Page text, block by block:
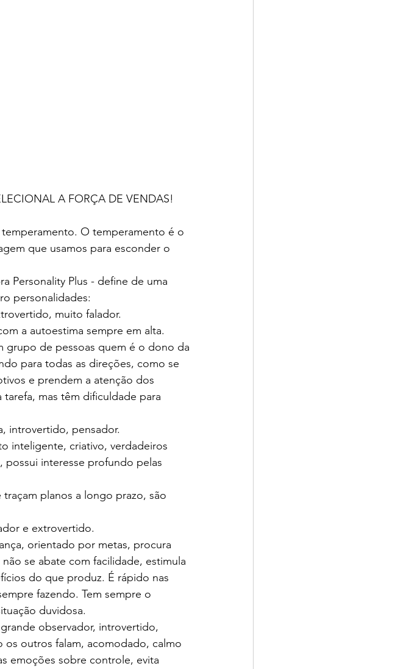
A FORÇA DE VENDAS!
O temperamento é o
que usamos para esconder o
Personality Plus - define de uma
personalidades:
muito falador.
a autoestima sempre em alta.
grupo de pessoas quem é o dono da
para todas as direções, como se
e prendem a atenção dos
mas têm dificuldade para
introvertido, pensador.
inteligente, criativo, verdadeiros
possui interesse profundo pelas
traçam planos a longo prazo, são
e extrovertido.
orientado por metas, procura
se abate com facilidade, estimula
do que produz. É rápido nas
fazendo. Tem sempre o
duvidosa.
observador, introvertido,
os outros falam, acomodado, calmo
emoções sobre controle, evita